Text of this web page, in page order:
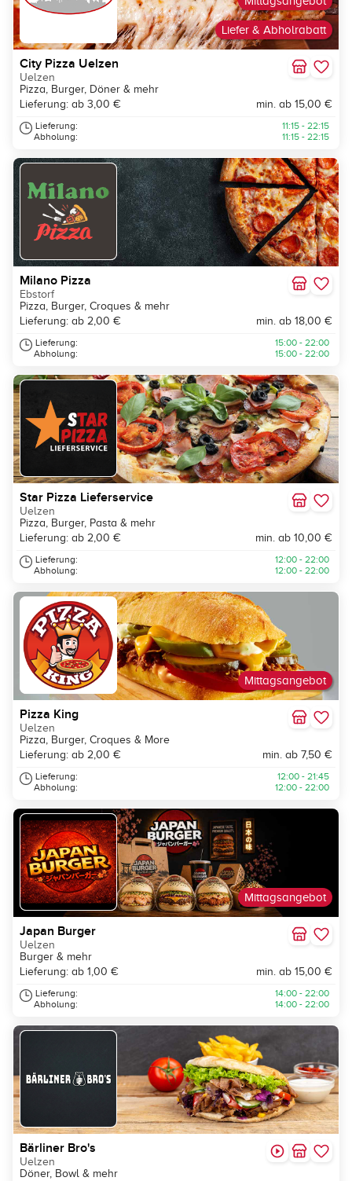
Liefer & Abholrabatt
City Pizza Uelzen
Uelzen
Pizza, Burger, Döner & mehr
Lieferung: ab 3,00 €
min. ab 15,00 €
Lieferung:
Abholung:
11:15 - 22:15
11:15 - 22:15
Milano Pizza
Ebstorf
Pizza, Burger, Croques & mehr
Lieferung: ab 2,00 €
min. ab 18,00 €
Lieferung:
Abholung:
15:00 - 22:00
15:00 - 22:00
Star Pizza Lieferservice
Uelzen
Pizza, Burger, Pasta & mehr
Lieferung: ab 2,00 €
min. ab 10,00 €
Lieferung:
Abholung:
12:00 - 22:00
12:00 - 22:00
Mittagsangebot
Pizza King
Uelzen
Pizza, Burger, Croques & More
Lieferung: ab 2,00 €
min. ab 7,50 €
Lieferung:
Abholung:
12:00 - 21:45
12:00 - 22:00
Mittagsangebot
Japan Burger
Uelzen
Burger & mehr
Lieferung: ab 1,00 €
min. ab 15,00 €
Lieferung:
Abholung:
14:00 - 22:00
14:00 - 22:00
Bärliner Bro's
Uelzen
Döner, Bowl & mehr